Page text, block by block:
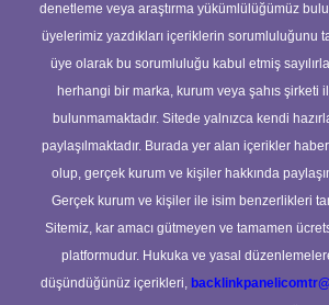
denetleme veya araştırma yükümlülüğümüz
üyelerimiz yazdıkları içeriklerin sorumluluğunu
üye olarak bu sorumluluğu kabul etmiş
herhangi bir marka, kurum veya şahıs şirketi
bulunmamaktadır. Sitede yalnızca kendi
paylaşılmaktadır. Burada yer alan içerikler
olup, gerçek kurum ve kişiler hakkında
Gerçek kurum ve kişiler ile isim benzerlikleri
Sitemiz, kar amacı gütmeyen ve tamamen
platformudur. Hukuka ve yasal
düşündüğünüz içerikleri,